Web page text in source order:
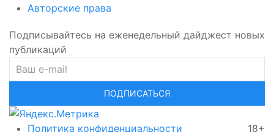
Авторские права
Подписывайтесь на еженедельный дайджест новых
публикаций
ПОДПИСАТЬСЯ
Политика конфиденциальности 18+